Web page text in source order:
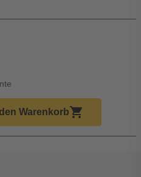
Menge
den Warenkorbshopping_cart